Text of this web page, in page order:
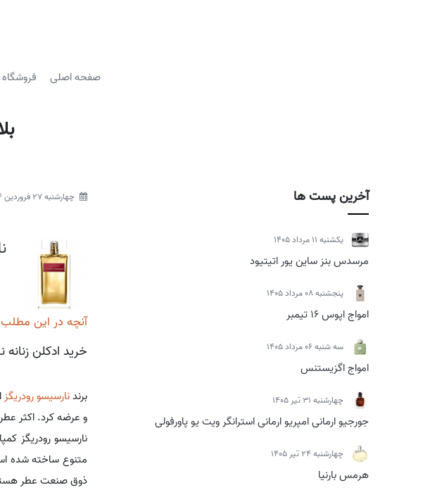
صفحه اصلی
آخرین پست ها
يكشنبه 11 مرداد 1405
مرسدس بنز ساین یور اتیتیود
پنجشنبه 08 مرداد 1405
امواج اپوس 16 تیمبر
سه شنبه 06 مرداد 1405
امواج اگزیستنس
چهارشنبه 31 تیر 1405
جورجیو ارمانی امپریو ارمانی استرانگر ویت یو پاورفولی
چهارشنبه 24 تیر 1405
هرمس بارنیا
چهارشنبه 27 فروردین 1404
آنچه در این
خرید ادکلن
برندنارسیسو رودریگز
و عرضه کرد. اکثر
متنوع ساخته شده
ذوق صنعت عطر